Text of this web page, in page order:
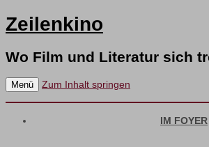
Zeilenkino
Wo Film und Literatur sich
Menü Zum Inhalt springen
IM FOYER